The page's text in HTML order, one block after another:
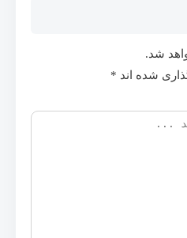
شد.
شده اند *